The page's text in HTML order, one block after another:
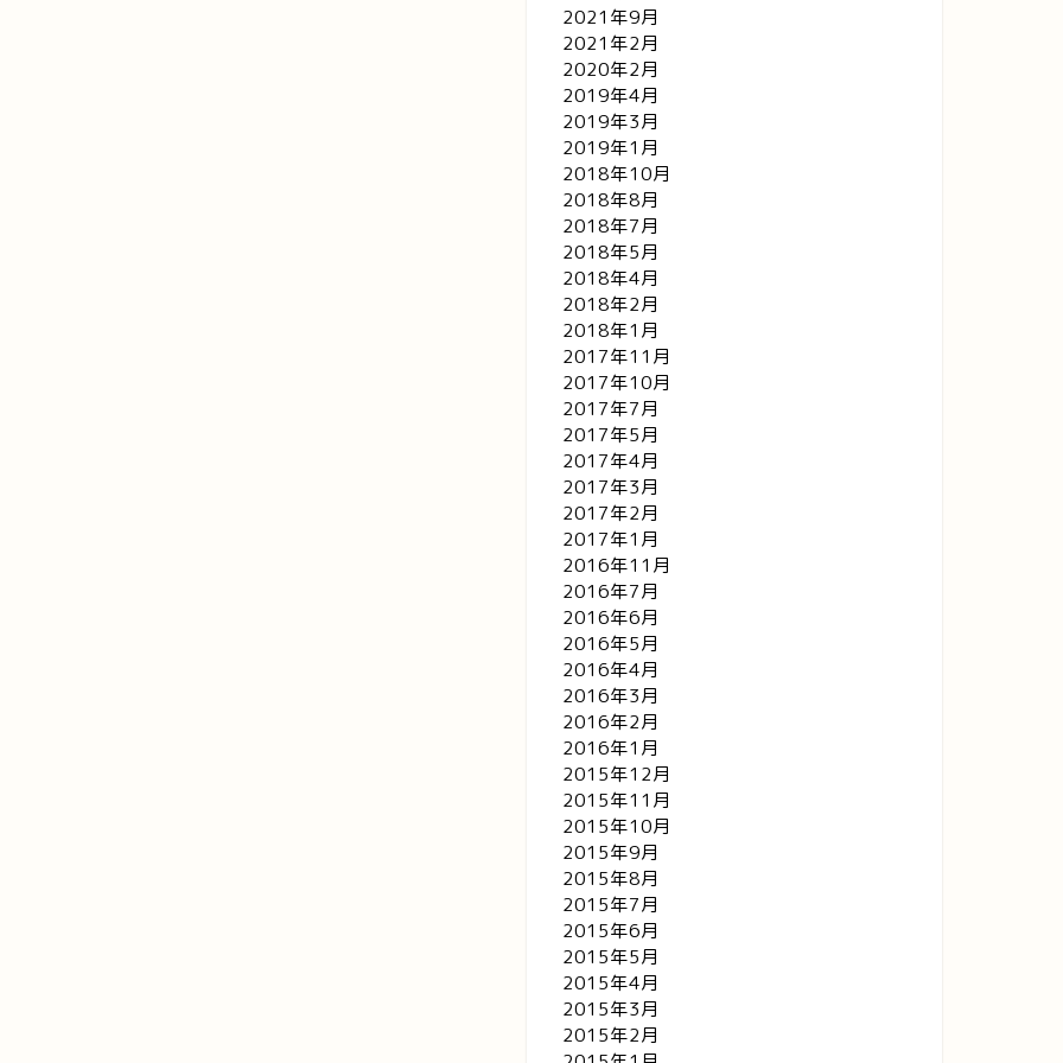
2021年9月
2021年2月
2020年2月
2019年4月
2019年3月
2019年1月
2018年10月
2018年8月
2018年7月
2018年5月
2018年4月
2018年2月
2018年1月
2017年11月
2017年10月
2017年7月
2017年5月
2017年4月
2017年3月
2017年2月
2017年1月
2016年11月
2016年7月
2016年6月
2016年5月
2016年4月
2016年3月
2016年2月
2016年1月
2015年12月
2015年11月
2015年10月
2015年9月
2015年8月
2015年7月
2015年6月
2015年5月
2015年4月
2015年3月
2015年2月